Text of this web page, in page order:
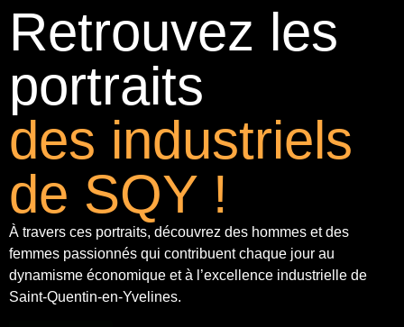
Retrouvez les
portraits
des industriels
de SQY !
À travers ces portraits, découvrez des hommes et des
femmes passionnés qui contribuent chaque jour au
dynamisme économique et à l’excellence industrielle de
Saint-Quentin-en-Yvelines.